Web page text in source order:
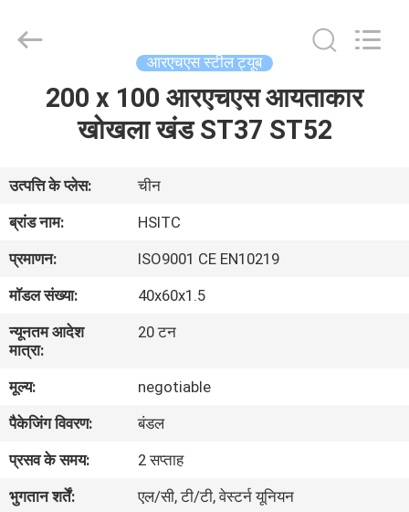
हमारे
बारे
कारखाने
दौरा
गुणवत्ता
नियंत्रण
Co.,Ltd.
आरएचएस स्टील ट्यूब
200 x 100 आरएचएस आयताकार
खोखला खंड ST37 ST52
उत्पत्ति के प्लेस:
चीन
ब्रांड नाम:
HSITC
प्रमाणन:
ISO9001 CE EN10219
मॉडल संख्या:
40x60x1.5
न्यूनतम आदेश
मात्रा:
20 टन
मूल्य:
negotiable
पैकेजिंग विवरण:
बंडल
प्रसव के समय:
2 सप्ताह
भुगतान शर्तें:
एल/सी, टी/टी, वेस्टर्न यूनियन